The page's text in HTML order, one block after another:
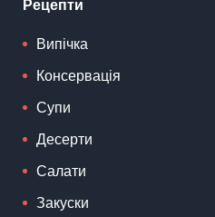
Рецепти
Випічка
Консервація
Супи
Десерти
Салати
Закуски